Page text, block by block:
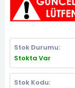
Stok Durumu:
Stokta Var
Stok Kodu: